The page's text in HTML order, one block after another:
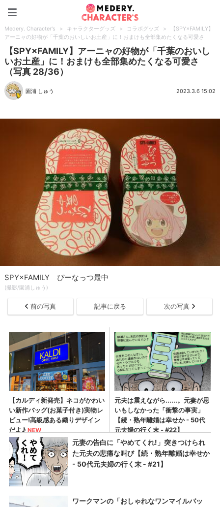
Medery. Character's > キャラクターグッズ > コラボグッズ >
【SPY×FAMILY】
アーニャの好物が「千葉のおいしいお土産」に！おまけも全部集めたくなる可愛さ
【SPY×FAMILY】アーニャの好物が「千葉のおいし
いお土産」に！おまけも全部集めたくなる可愛さ
（写真 28/36）
園浦 しゅう 2023.3.6 15:02
SPY×FAMILY ぴーなっつ最中
(撮影/園浦しゅう)
前の写真 記事に戻る 次の写真